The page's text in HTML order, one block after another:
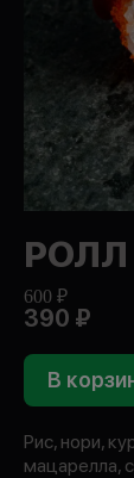
600 ₽
390 ₽
В
Рис, нори,
мацарелла,